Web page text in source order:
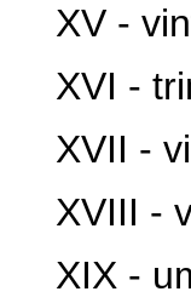
XV -
XVI -
XVII -
XVIII -
XIX -